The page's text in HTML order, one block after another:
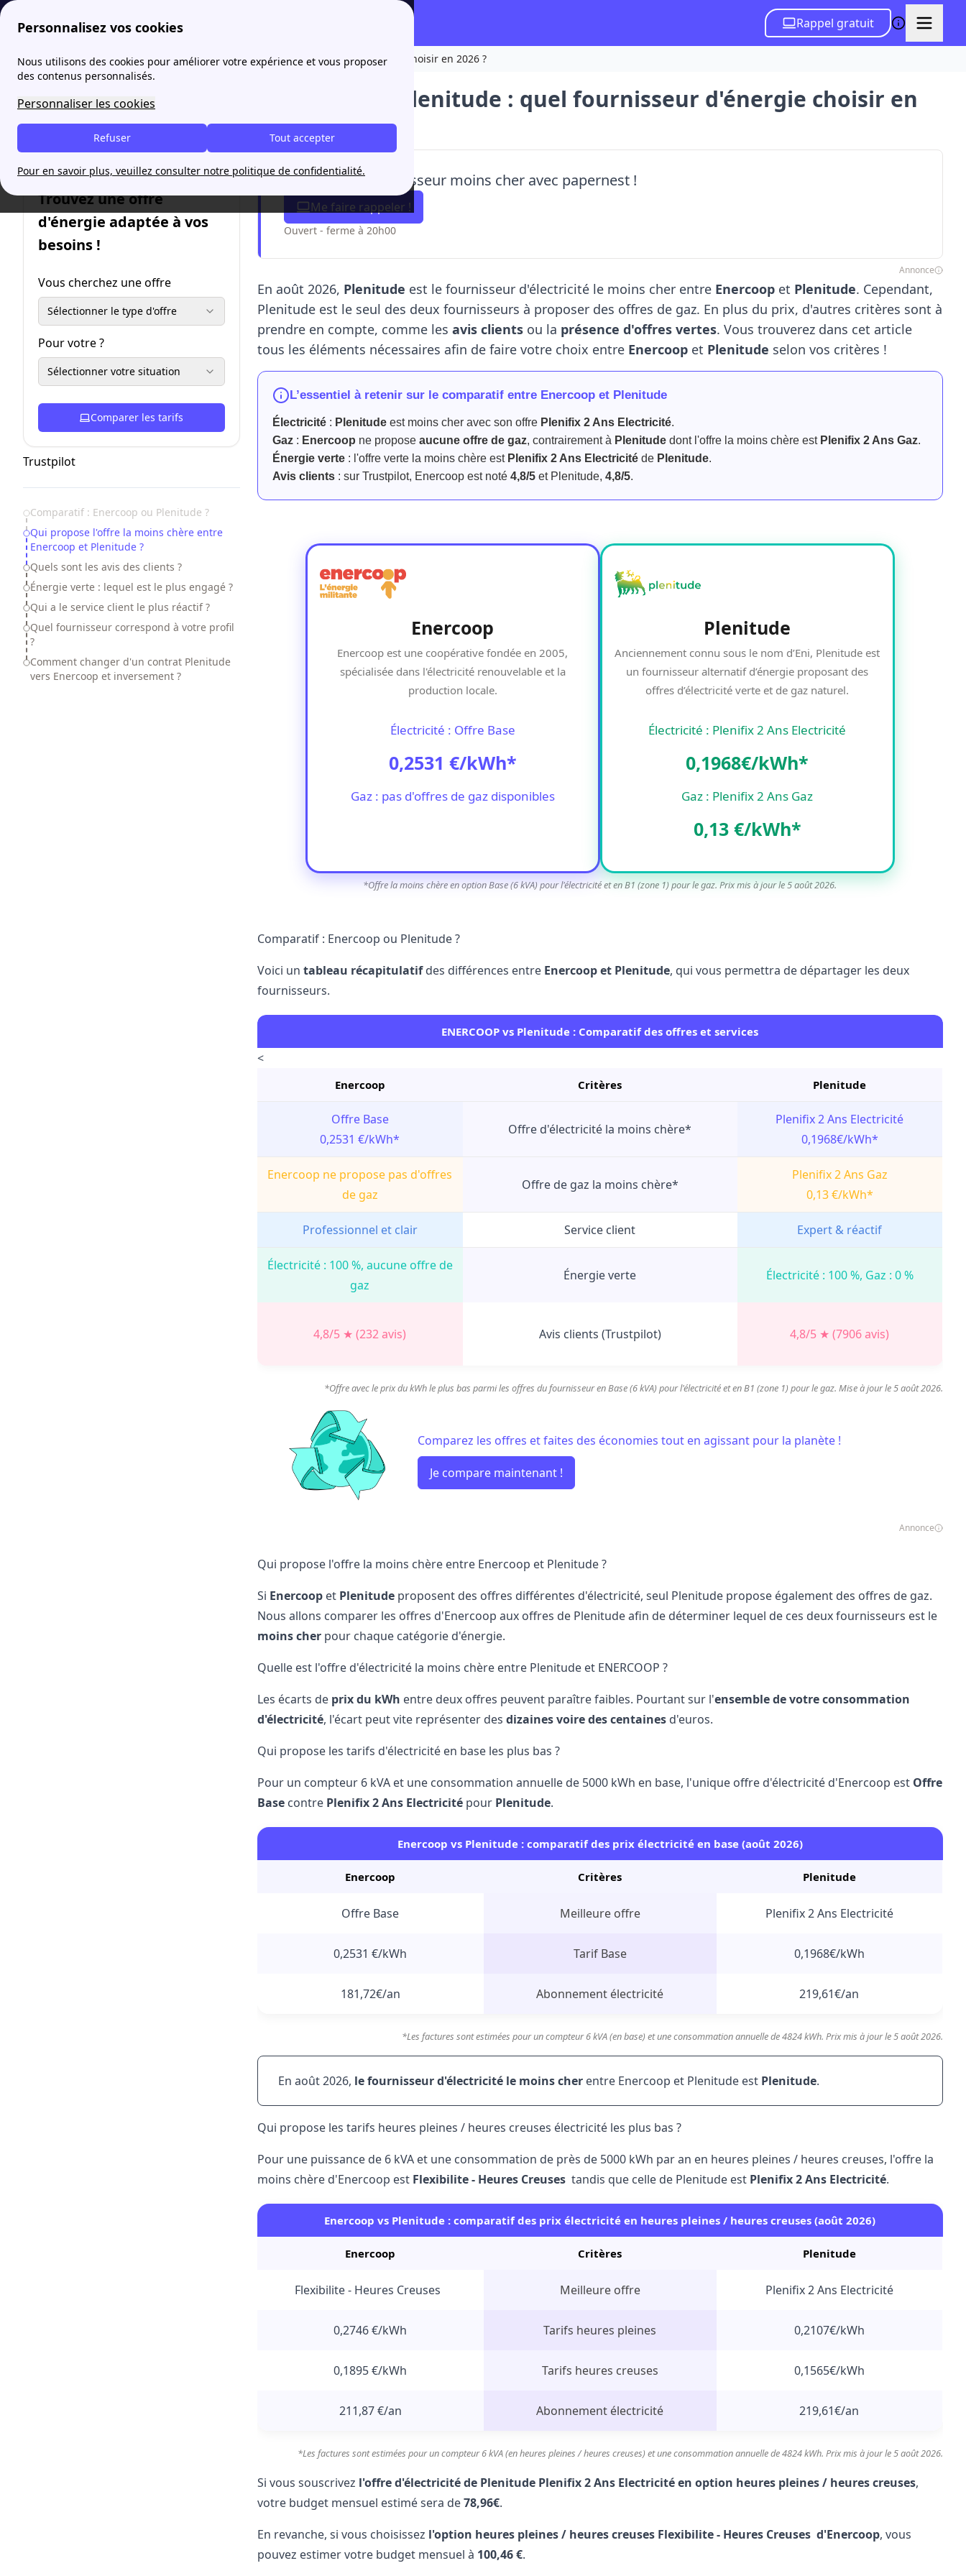
Personnalisez vos cookies
Nous utilisons des cookies pour améliorer votre expérience et vous proposer
des contenus personnalisés.
Personnaliser les cookies
Tout accepter
Refuser
Pour en savoir plus, veuillez consulter notre politique de confidentialité.
Rappel gratuit
papernest Comparateur Enercoop ou Plenitude : quel fournisseur d'énergie choisir en 2026 ?
Trouvez une offre
d'énergie adaptée à vos
besoins !
Vous cherchez une offre
Sélectionner le type d'offre
Pour votre ?
Sélectionner votre situation
Comparer les tarifs
Trustpilot
Table of Contents
Comparatif : Enercoop ou Plenitude ?
Qui propose l'offre la moins chère entre
Enercoop et Plenitude ?
Quels sont les avis des clients ?
Énergie verte : lequel est le plus engagé ?
Qui a le service client le plus réactif ?
Quel fournisseur correspond à votre profil
?
Comment changer d'un contrat Plenitude
vers Enercoop et inversement ?
Enercoop ou Plenitude : quel fournisseur d'énergie choisir en
2026 ?
Je choisis un fournisseur moins cher avec papernest !
Me faire rappeler !
Ouvert - ferme à 20h00
Annonce
En août 2026, Plenitude est le fournisseur d'électricité le moins cher entre Enercoopet Plenitude. Cependant,
Plenitude est le seul des deux fournisseurs à proposer des offres de gaz. En plus du prix, d'autres critères sont à
prendre en compte, comme les avis clientsou la présence d'offres vertes. Vous trouverez dans cet article
tous les éléments nécessaires afin de faire votre choix entre Enercoopet Plenitude selon vos critères !
L’essentiel à retenir sur le comparatif entre Enercoop et Plenitude
Électricité: Plenitudeest moins cher avec son offre Plenifix 2 Ans Electricité.
Gaz: Enercoop ne propose aucune offre de gaz, contrairement à Plenitudedont l'offre la moins chère est Plenifix 2 Ans Gaz.
Énergie verte: l'offre verte la moins chère est Plenifix 2 Ans Electricitéde Plenitude.
Avis clients: sur Trustpilot, Enercoop est noté 4,8/5et Plenitude, 4,8/5.
Enercoop
Enercoop est une coopérative fondée en 2005,
spécialisée dans l'électricité renouvelable et la
production locale.
Électricité : Offre Base
0,2531 €/kWh*
Gaz : pas d'offres de gaz disponibles
Plenitude
Anciennement connu sous le nom d’Eni, Plenitude est
un fournisseur alternatif d’énergie proposant des
offres d’électricité verte et de gaz naturel.
Électricité : Plenifix 2 Ans Electricité
0,1968€/kWh*
Gaz : Plenifix 2 Ans Gaz
0,13 €/kWh*
*Offre la moins chère en option Base (6 kVA) pour l'électricité et en B1 (zone 1) pour le gaz. Prix mis à jour le 5 août 2026.
Comparatif : Enercoop ou Plenitude ?
Voici un tableau récapitulatifdes différences entre Enercoop et Plenitude, qui vous permettra de départager les deux
fournisseurs.
ENERCOOP vs Plenitude : Comparatif des offres et services
<
Enercoop Critères Plenitude
Offre Base
0,2531 €/kWh*
Offre d'électricité la moins chère*
Plenifix 2 Ans Electricité
0,1968€/kWh*
Enercoop ne propose pas d'offres
de gaz
Offre de gaz la moins chère*
Plenifix 2 Ans Gaz
0,13 €/kWh*
Professionnel et clair Service client Expert & réactif
Électricité : 100 %, aucune offre de
gaz
Énergie verte Électricité : 100 %, Gaz : 0 %
4,8/5 ★ (232 avis) Avis clients (Trustpilot) 4,8/5 ★ (7906 avis)
*Offre avec le prix du kWh le plus bas parmi les offres du fournisseur en Base (6 kVA) pour l'électricité et en B1 (zone 1) pour le gaz. Mise à jour le 5 août 2026.
Comparez les offres et faites des économies tout en agissant pour la planète !
Je compare maintenant !
Annonce
Qui propose l'offre la moins chère entre Enercoop et Plenitude ?
Si Enercoopet Plenitudeproposent des offres différentes d'électricité, seul Plenitude propose également des offres de gaz.
Nous allons comparer les offres d'Enercoop aux offres de Plenitudeafin de déterminer lequel de ces deux fournisseurs est le
moins cherpour chaque catégorie d'énergie.
Quelle est l'offre d'électricité la moins chère entre Plenitude et ENERCOOP ?
Les écarts de prix du kWh entre deux offres peuvent paraître faibles. Pourtant sur l'ensemble de votre consommation
d'électricité, l'écart peut vite représenter des dizaines voire des centainesd'euros.
Qui propose les tarifs d'électricité en base les plus bas ?
Pour un compteur 6 kVA et une consommation annuelle de 5000 kWh en base, l'unique offre d'électricité d'Enercoop est Offre
Basecontre Plenifix 2 Ans Electricitépour Plenitude.
Enercoop vs Plenitude : comparatif des prix électricité en base (août 2026)
Enercoop Critères Plenitude
Offre Base Meilleure offre Plenifix 2 Ans Electricité
0,2531 €/kWh Tarif Base 0,1968€/kWh
181,72€/an Abonnement électricité 219,61€/an
*Les factures sont estimées pour un compteur 6 kVA (en base) et une consommation annuelle de 4824 kWh. Prix mis à jour le 5 août 2026.
En août 2026, le fournisseur d'électricité le moins cherentre Enercoop et Plenitude est Plenitude.
Qui propose les tarifs heures pleines / heures creuses électricité les plus bas ?
Pour une puissance de 6 kVA et une consommation de près de 5000 kWh par an en heures pleines / heures creuses, l'offre la
moins chère d'Enercoop est Flexibilite - Heures Creuses tandis que celle de Plenitude est Plenifix 2 Ans Electricité.
Enercoop vs Plenitude : comparatif des prix électricité en heures pleines / heures creuses (août 2026)
Enercoop Critères Plenitude
Flexibilite - Heures Creuses Meilleure offre Plenifix 2 Ans Electricité
0,2746 €/kWh Tarifs heures pleines 0,2107€/kWh
0,1895 €/kWh Tarifs heures creuses 0,1565€/kWh
211,87 €/an Abonnement électricité 219,61€/an
*Les factures sont estimées pour un compteur 6 kVA (en heures pleines / heures creuses) et une consommation annuelle de 4824 kWh. Prix mis à jour le 5 août 2026.
Si vous souscrivez l'offre d'électricité de Plenitude Plenifix 2 Ans Electricité en option heures pleines / heures creuses,
votre budget mensuel estimé sera de78,96€.
En revanche, si vous choisissez l'option heures pleines / heures creuses Flexibilite - Heures Creuses d'Enercoop, vous
pouvez estimer votre budget mensuel à 100,46 €.